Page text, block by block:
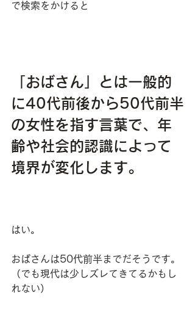
で検索をかけると
「おばさん」とは一般的
に40代前後から50代前半
の女性を指す言葉で、年
齢や社会的認識によって
境界が変化します。
はい。
おばさんは50代前半までだそうです。
（でも現代は少しズレてきてるかもし
れない）